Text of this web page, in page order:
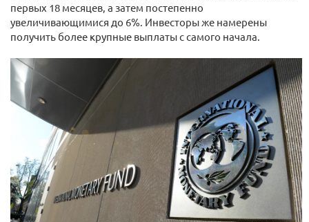
первых 18 месяцев, а затем постепенно
увеличивающимися до 6%. Инвесторы же намерены
получить более крупные выплаты с самого начала.